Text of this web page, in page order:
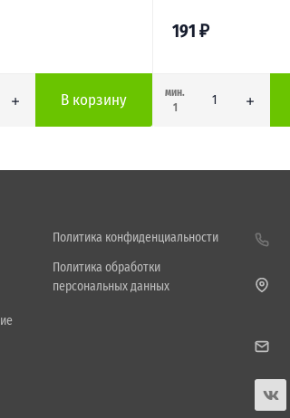
В корзину
191 ₽
мин.
1
Политика конфиденциальности
Политика обработки
персональных данных